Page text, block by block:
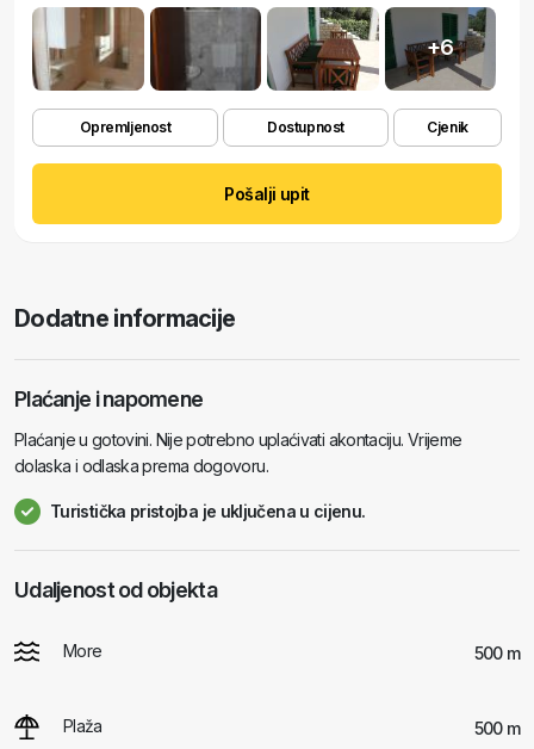
+6
Opremljenost Dostupnost Cjenik
Pošalji upit
Dodatne informacije
Plaćanje i napomene
Plaćanje u gotovini. Nije potrebno uplaćivati akontaciju. Vrijeme
dolaska i odlaska prema dogovoru.
Turistička pristojba je uključena u cijenu.
Udaljenost od objekta
More 500 m
Plaža 500 m